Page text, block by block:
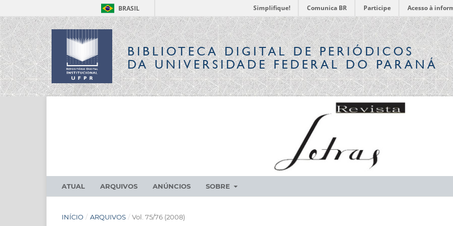
BRASIL Simplifique! Comunica BR Participe Acesso à
BIBLIOTECA DIGITALDE PERIÓDICOS
DA UNIVERSIDADE FEDERAL DO PARANÁ
ATUAL ARQUIVOS ANÚNCIOS SOBRE
INÍCIO / ARQUIVOS / Vol. 75/76 (2008)